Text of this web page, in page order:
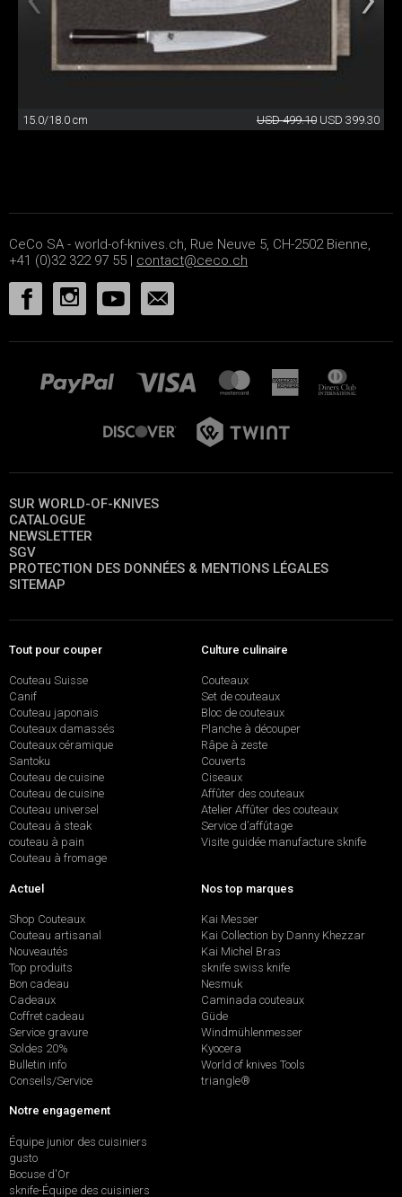
15.0/18.0 cm USD 499.10 USD 399.30
CeCo SA - world-of-knives.ch, Rue Neuve 5, CH-2502 Bienne,
+41 (0)32 322 97 55 | contact@ceco.ch
SUR WORLD-OF-KNIVES
CATALOGUE
NEWSLETTER
SGV
PROTECTION DES DONNÉES & MENTIONS LÉGALES
SITEMAP
Tout pour couper
Couteau Suisse
Canif
Couteau japonais
Couteaux damassés
Couteaux céramique
Santoku
Couteau de cuisine
Couteau de cuisine
Couteau universel
Couteau à steak
couteau à pain
Couteau à fromage
Culture culinaire
Couteaux
Set de couteaux
Bloc de couteaux
Planche à découper
Râpe à zeste
Couverts
Ciseaux
Affûter des couteaux
Atelier Affûter des couteaux
Service d’affûtage
Visite guidée manufacture sknife
Actuel
Shop Couteaux
Couteau artisanal
Nouveautés
Top produits
Bon cadeau
Cadeaux
Coffret cadeau
Service gravure
Soldes 20%
Bulletin info
Conseils/Service
Nos top marques
Kai Messer
Kai Collection by Danny Khezzar
Kai Michel Bras
sknife swiss knife
Nesmuk
Caminada couteaux
Güde
Windmühlenmesser
Kyocera
World of knives Tools
triangle®
Notre engagement
Équipe junior des cuisiniers
gusto
Bocuse d'Or
sknife-Équipe des cuisiniers